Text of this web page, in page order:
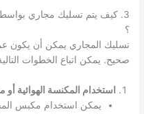
3. كيف يتم تسليك مجاري
؟
تسليك المجاري يمكن أن يكون
صحيح. يمكن اتباع الخطوات
استخدام المكنسة الهوائية
يمكن استخدام مكبس